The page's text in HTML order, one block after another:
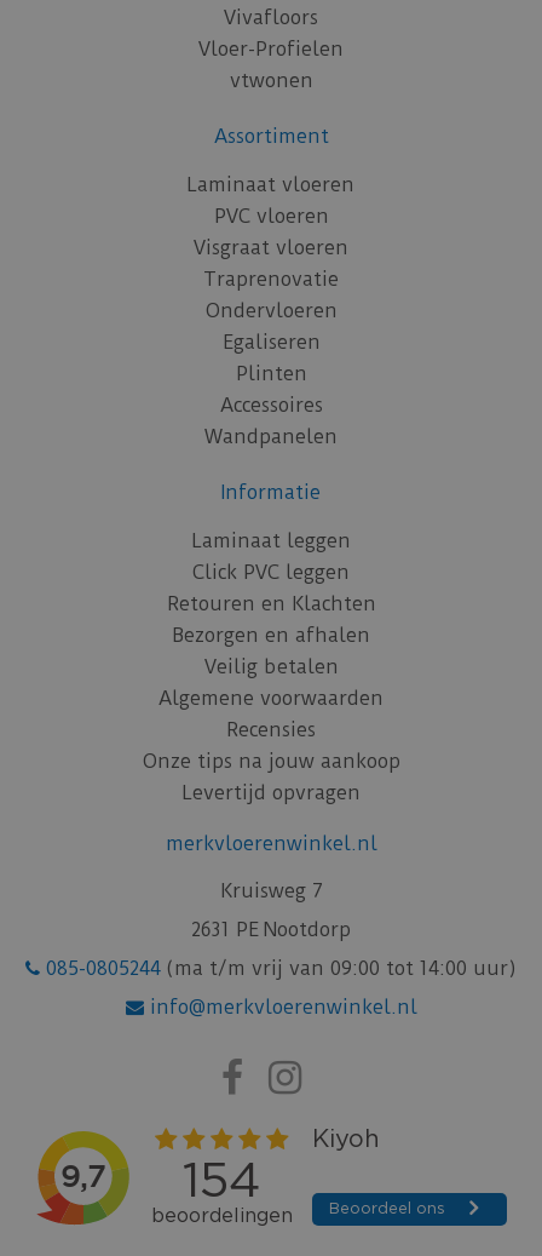
Vivafloors
Vloer-Profielen
vtwonen
Assortiment
Laminaat vloeren
PVC vloeren
Visgraat vloeren
Traprenovatie
Ondervloeren
Egaliseren
Plinten
Accessoires
Wandpanelen
Informatie
Laminaat leggen
Click PVC leggen
Retouren en Klachten
Bezorgen en afhalen
Veilig betalen
Algemene voorwaarden
Recensies
Onze tips na jouw aankoop
Levertijd opvragen
merkvloerenwinkel.nl
Kruisweg 7
2631 PE Nootdorp
085-0805244 (ma t/m vrij van 09:00 tot 14:00 uur)
info@merkvloerenwinkel.nl